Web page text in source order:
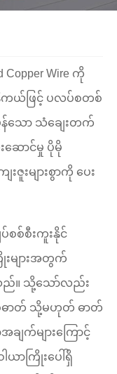
Wire ကို
ကယ်ဖြင့် ပလပ်စတစ်
န်သော သံချေးတက်
းဆောင်မှု ပိုမို
ဇူးများစွာကို ပေး
စစ်စီးကူးနိုင်
းများအတွက်
သည်။ သို့သော်လည်း
စိုဓာတ် သို့မဟုတ် ဓာတ်
ျက်များကြောင့်
ာကြိုးပေါ်ရှိ